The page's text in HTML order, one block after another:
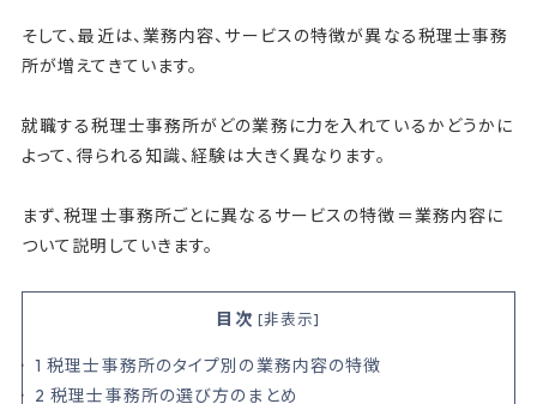
そして、最近は、業務内容、サービスの特徴が異なる税理士事務
所が増えてきています。
就職する税理士事務所がどの業務に力を入れているかどうかに
よって、得られる知識、経験は大きく異なります。
まず、税理士事務所ごとに異なるサービスの特徴＝業務内容に
ついて説明していきます。
目次 [非表示]
1 税理士事務所のタイプ別の業務内容の特徴
2 税理士事務所の選び方のまとめ